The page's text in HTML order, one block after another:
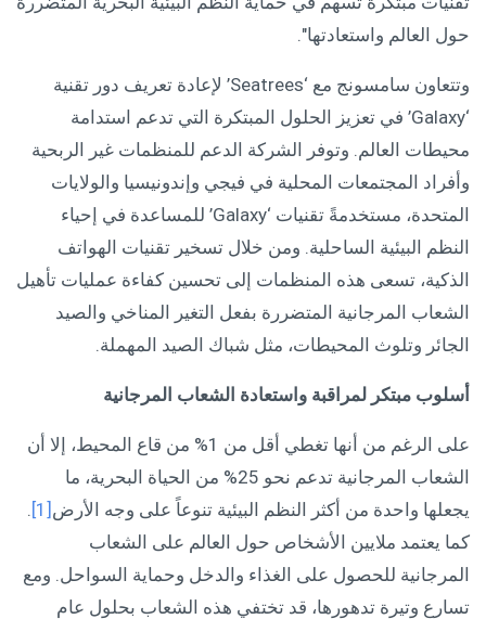
حول العالم واستعادتها".
وتتعاون سامسونج مع ‘Seatrees’ لإعادة تعريف دور تقنية
‘Galaxy’ في تعزيز الحلول المبتكرة التي تدعم استدامة
محيطات العالم. وتوفر الشركة الدعم للمنظمات غير الربحية
وأفراد المجتمعات المحلية في فيجي وإندونيسيا والولايات
المتحدة، مستخدمةً تقنيات ‘Galaxy’ للمساعدة في إحياء
النظم البيئية الساحلية. ومن خلال تسخير تقنيات الهواتف
الذكية، تسعى هذه المنظمات إلى تحسين كفاءة عمليات تأهيل
الشعاب المرجانية المتضررة بفعل التغير المناخي والصيد
الجائر وتلوث المحيطات، مثل شباك الصيد المهملة.
أسلوب مبتكر لمراقبة واستعادة الشعاب المرجانية
على الرغم من أنها تغطي أقل من 1% من قاع المحيط، إلا أن
الشعاب المرجانية تدعم نحو 25% من الحياة البحرية، ما
يجعلها واحدة من أكثر النظم البيئية تنوعاً على وجه الأرض [1]
.
كما يعتمد ملايين الأشخاص حول العالم على الشعاب
المرجانية للحصول على الغذاء والدخل وحماية السواحل. ومع
تسارع وتيرة تدهورها، قد تختفي هذه الشعاب بحلول عام